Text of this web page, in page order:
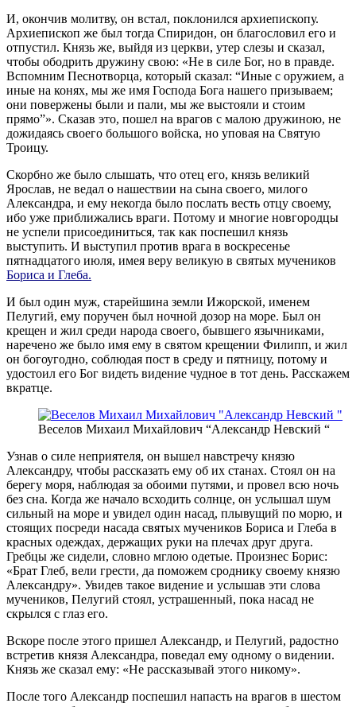
И, окончив молитву, он встал, поклонился архиепископу.
Архиепископ же был тогда Спиридон, он благословил его и
отпустил. Князь же, выйдя из церкви, утер слезы и сказал,
чтобы ободрить дружину свою: «Не в силе Бог, но в правде.
Вспомним Песнотворца, который сказал: “Иные с оружием, а
иные на конях, мы же имя Господа Бога нашего призываем;
они повержены были и пали, мы же выстояли и стоим
прямо”». Сказав это, пошел на врагов с малою дружиною, не
дожидаясь своего большого войска, но уповая на Святую
Троицу.
Скорбно же было слышать, что отец его, князь великий
Ярослав, не ведал о нашествии на сына своего, милого
Александра, и ему некогда было послать весть отцу своему,
ибо уже приближались враги. Потому и многие новгородцы
не успели присоединиться, так как поспешил князь
выступить. И выступил против врага в воскресенье
пятнадцатого июля, имея веру великую в святых мучеников
Бориса и Глеба.
И был один муж, старейшина земли Ижорской, именем
Пелугий, ему поручен был ночной дозор на море. Был он
крещен и жил среди народа своего, бывшего язычниками,
наречено же было имя ему в святом крещении Филипп, и жил
он богоугодно, соблюдая пост в среду и пятницу, потому и
удостоил его Бог видеть видение чудное в тот день. Расскажем
вкратце.
Веселов Михаил Михайлович “Александр Невский “
Узнав о силе неприятеля, он вышел навстречу князю
Александру, чтобы рассказать ему об их станах. Стоял он на
берегу моря, наблюдая за обоими путями, и провел всю ночь
без сна. Когда же начало всходить солнце, он услышал шум
сильный на море и увидел один насад, плывущий по морю, и
стоящих посреди насада святых мучеников Бориса и Глеба в
красных одеждах, держащих руки на плечах друг друга.
Гребцы же сидели, словно мглою одетые. Произнес Борис:
«Брат Глеб, вели грести, да поможем сроднику своему князю
Александру». Увидев такое видение и услышав эти слова
мучеников, Пелугий стоял, устрашенный, пока насад не
скрылся с глаз его.
Вскоре после этого пришел Александр, и Пелугий, радостно
встретив князя Александра, поведал ему одному о видении.
Князь же сказал ему: «Не рассказывай этого никому».
После того Александр поспешил напасть на врагов в шестом